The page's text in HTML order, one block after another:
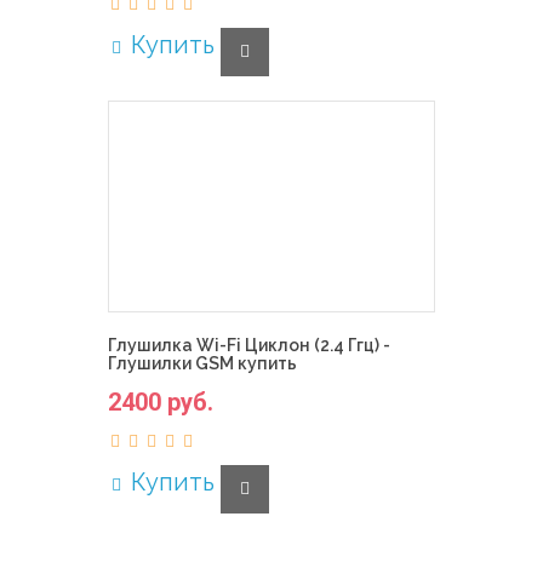
Купить
Глушилка Wi-Fi Циклон (2.4 Ггц) -
Глушилки GSM купить
2400 руб.
Купить